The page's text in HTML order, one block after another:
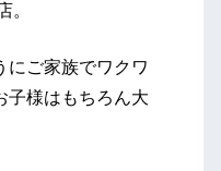
。
にご家族でワクワ
子様はもちろん大